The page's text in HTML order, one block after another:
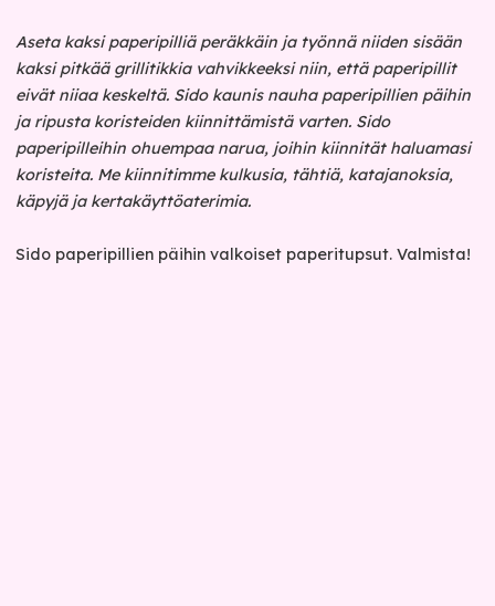
Aseta kaksi paperipilliä peräkkäin ja työnnä niiden sisään
kaksi pitkää grillitikkia vahvikkeeksi niin, että paperipillit
eivät niiaa keskeltä. Sido kaunis nauha paperipillien päihin
ja ripusta koristeiden kiinnittämistä varten. Sido
paperipilleihin ohuempaa narua, joihin kiinnität haluamasi
koristeita. Me kiinnitimme kulkusia, tähtiä, katajanoksia,
käpyjä ja kertakäyttöaterimia.
Sido paperipillien päihin valkoiset paperitupsut. Valmista!